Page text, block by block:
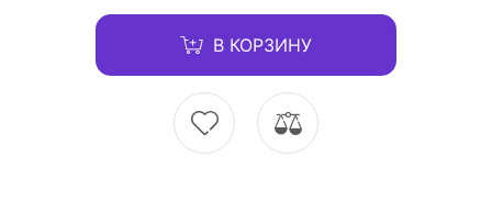
В КОРЗИНУ